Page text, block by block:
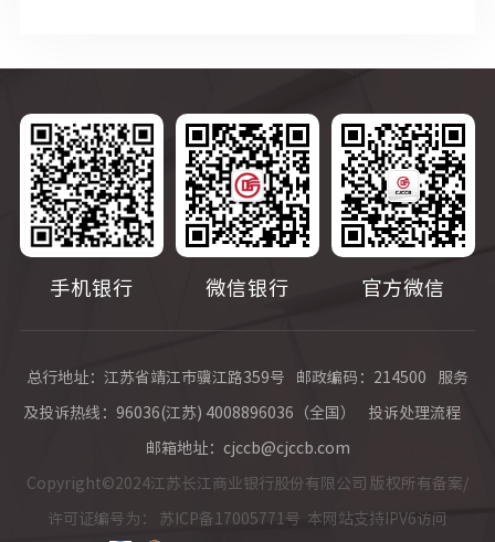
手机银行 微信银行 官方微信
总行地址：江苏省靖江市骥江路359号 邮政编码：214500 服务
及投诉热线：96036(江苏) 4008896036（全国） 投诉处理流程
邮箱地址：cjccb@cjccb.com
Copyright©2024江苏长江商业银行股份有限公司 版权所有备案/
许可证编号为： 苏ICP备17005771号 本网站支持IPV6访问